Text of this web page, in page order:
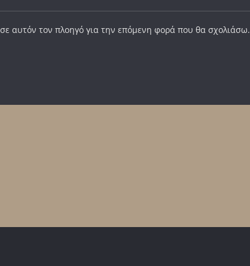
αυτόν τον πλοηγό για την επόμενη φορά που θα σχολιάσω.